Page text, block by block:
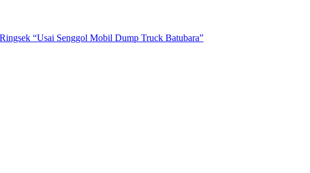
“Usai Senggol Mobil Dump Truck Batubara”